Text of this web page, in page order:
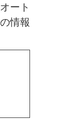
ート
情報